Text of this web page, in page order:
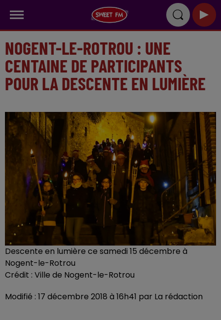
NOGENT-LE-ROTROU : UNE
CENTAINE DE PARTICIPANTS
POUR LA DESCENTE EN LUMIÈRE
Descente en lumière ce samedi 15 décembre à
Nogent-le-Rotrou
Crédit : Ville de Nogent-le-Rotrou
Modifié : 17 décembre 2018 à 16h41 par La rédaction